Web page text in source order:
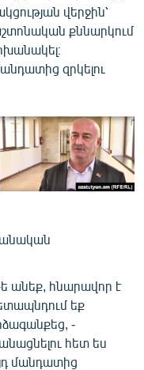
վերջին՝
քննարկում
զրկելու
անեք, հնարավոր է
եք
-
հետ ես
մանդատից